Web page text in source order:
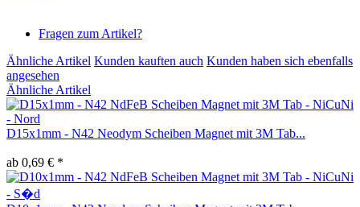
Fragen zum Artikel?
Ähnliche Artikel Kunden kauften auch Kunden haben sich ebenfalls
angesehen
Ähnliche Artikel
D15x1mm - N42 Neodym Scheiben Magnet mit 3M Tab...
ab 0,69 € *